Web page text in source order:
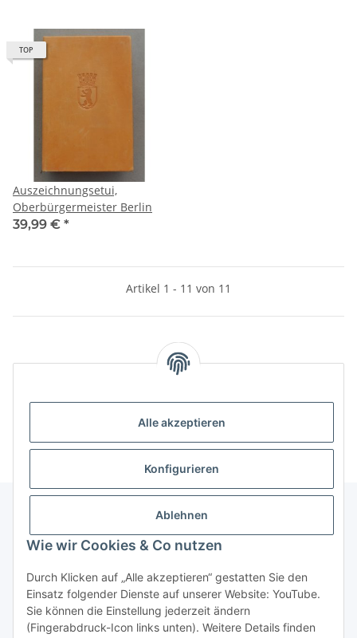
Alle akzeptieren
Konfigurieren
Ablehnen
Wie wir Cookies & Co nutzen
Durch Klicken auf „Alle akzeptieren“ gestatten Sie den
Einsatz folgender Dienste auf unserer Website: YouTube.
Sie können die Einstellung jederzeit ändern
(Fingerabdruck-Icon links unten). Weitere Details finden
TOP
Auszeichnungsetui,
Oberbürgermeister Berlin
39,99 € *
Artikel 1 - 11 von 11
Kategorien
Informationen
Gesetzliche Informationen